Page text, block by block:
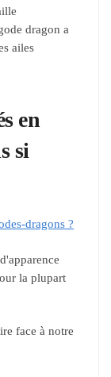
dragon a
ailes
en
si
dragons ?
la plupart
face à notre